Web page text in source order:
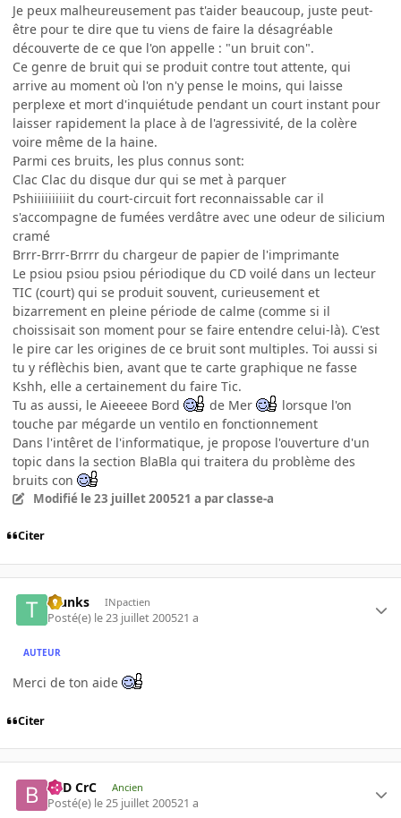
Je peux malheureusement pas t'aider beaucoup, juste peut-
être pour te dire que tu viens de faire la désagréable
découverte de ce que l'on appelle : "un bruit con".
Ce genre de bruit qui se produit contre tout attente, qui
arrive au moment où l'on n'y pense le moins, qui laisse
perplexe et mort d'inquiétude pendant un court instant pour
laisser rapidement la place à de l'agressivité, de la colère
voire même de la haine.
Parmi ces bruits, les plus connus sont:
Clac Clac du disque dur qui se met à parquer
Pshiiiiiiiiiit du court-circuit fort reconnaissable car il
s'accompagne de fumées verdâtre avec une odeur de silicium
cramé
Brrr-Brrr-Brrrr du chargeur de papier de l'imprimante
Le psiou psiou psiou périodique du CD voilé dans un lecteur
TIC (court) qui se produit souvent, curieusement et
bizarrement en pleine période de calme (comme si il
choissisait son moment pour se faire entendre celui-là). C'est
le pire car les origines de ce bruit sont multiples. Toi aussi si
tu y réflèchis bien, avant que te carte graphique ne fasse
Kshh, elle a certainement du faire Tic.
Tu as aussi, le Aieeeee Bord
de Mer
lorsque l'on
touche par mégarde un ventilo en fonctionnement
Dans l'intêret de l'informatique, je propose l'ouverture d'un
topic dans la section BlaBla qui traitera du problème des
bruits con
Modifié le 23 juillet 200521 a par classe-a
Citer
Trunks INpactien
Posté(e) le 23 juillet 200521 a
AUTEUR
Merci de ton aide
Citer
BaD CrC Ancien
Posté(e) le 25 juillet 200521 a